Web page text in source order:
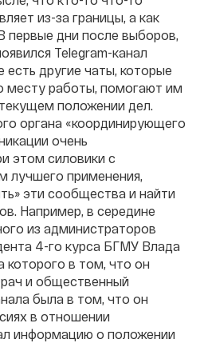
из-за границы, а как
первые дни после выборов,
Telegram-канал
есть другие чаты, которые
месту работы, помогают им
положении дел.
органа «координирующего
очень
этом силовики с
лучшего применения,
эти сообщества и найти
Например, в середине
из администраторов
4-го курса БГМУ Влада
которого в том, что он
и общественный
была в том, что он
в отношении
информацию о положении